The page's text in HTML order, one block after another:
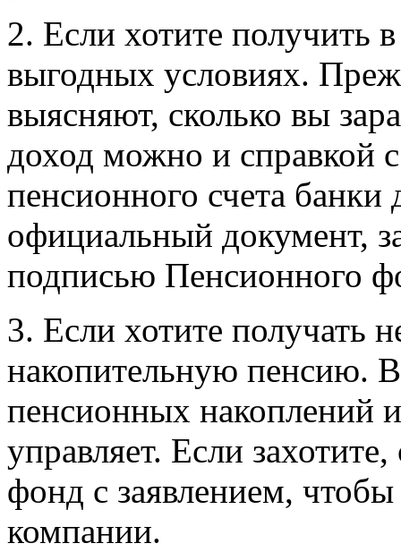
2. Если хотите получить
выгодных условиях.
выясняют, сколько вы
доход можно и справкой
пенсионного счета
официальный документ,
подписью Пенсионного
3. Если хотите получать
накопительную пенсию.
пенсионных накоплений
управляет. Если
фонд с заявлением,
компании.